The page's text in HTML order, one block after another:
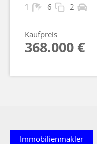
1 6 2
Kaufpreis
368.000 €
Immobilienmakler